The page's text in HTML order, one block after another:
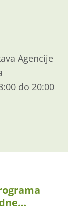
Agencije
do 20:00